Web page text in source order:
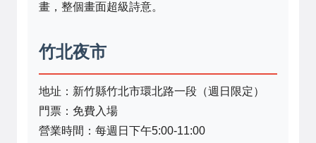
畫，整個畫面超級詩意。
竹北夜市
地址：新竹縣竹北市環北路一段（週日限定）
門票：免費入場
營業時間：每週日下午5:00-11:00